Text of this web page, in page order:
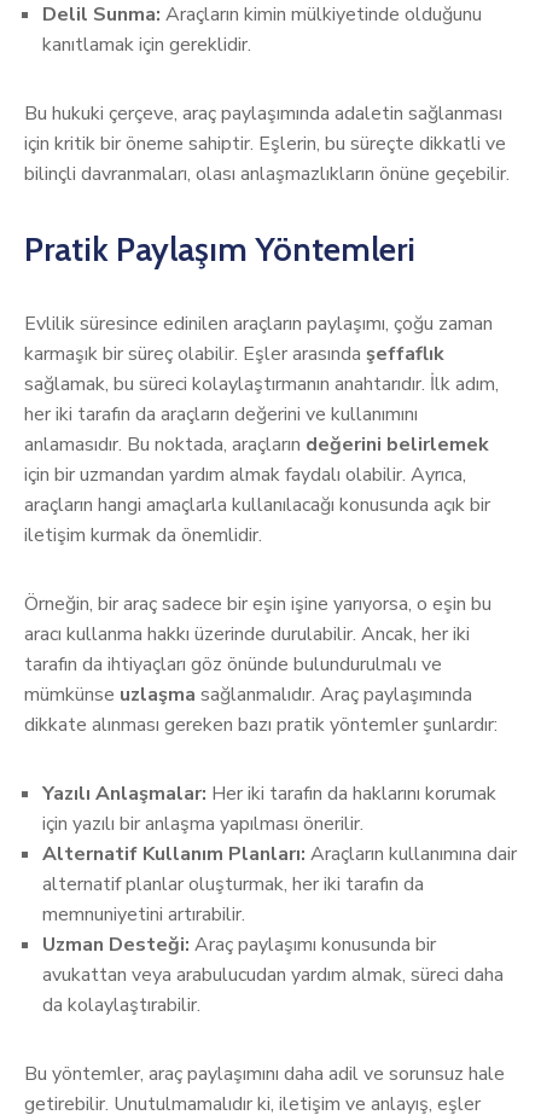
Delil Sunma: Araçların kimin mülkiyetinde olduğunu
kanıtlamak için gereklidir.
Bu hukuki çerçeve, araç paylaşımında adaletin sağlanması
için kritik bir öneme sahiptir. Eşlerin, bu süreçte dikkatli ve
bilinçli davranmaları, olası anlaşmazlıkların önüne geçebilir.
Pratik Paylaşım Yöntemleri
Evlilik süresince edinilen araçların paylaşımı, çoğu zaman
karmaşık bir süreç olabilir. Eşler arasında şeffaflık
sağlamak, bu süreci kolaylaştırmanın anahtarıdır. İlk adım,
her iki tarafın da araçların değerini ve kullanımını
anlamasıdır. Bu noktada, araçların değerini belirlemek
için bir uzmandan yardım almak faydalı olabilir. Ayrıca,
araçların hangi amaçlarla kullanılacağı konusunda açık bir
iletişim kurmak da önemlidir.
Örneğin, bir araç sadece bir eşin işine yarıyorsa, o eşin bu
aracı kullanma hakkı üzerinde durulabilir. Ancak, her iki
tarafın da ihtiyaçları göz önünde bulundurulmalı ve
mümkünse uzlaşma sağlanmalıdır. Araç paylaşımında
dikkate alınması gereken bazı pratik yöntemler şunlardır:
Yazılı Anlaşmalar: Her iki tarafın da haklarını korumak
için yazılı bir anlaşma yapılması önerilir.
Alternatif Kullanım Planları: Araçların kullanımına dair
alternatif planlar oluşturmak, her iki tarafın da
memnuniyetini artırabilir.
Uzman Desteği: Araç paylaşımı konusunda bir
avukattan veya arabulucudan yardım almak, süreci daha
da kolaylaştırabilir.
Bu yöntemler, araç paylaşımını daha adil ve sorunsuz hale
getirebilir. Unutulmamalıdır ki, iletişim ve anlayış, eşler